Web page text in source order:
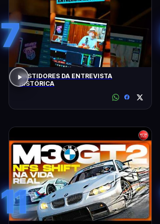
7
BASTIDORES DA ENTREVISTA
HISTÓRICA
11